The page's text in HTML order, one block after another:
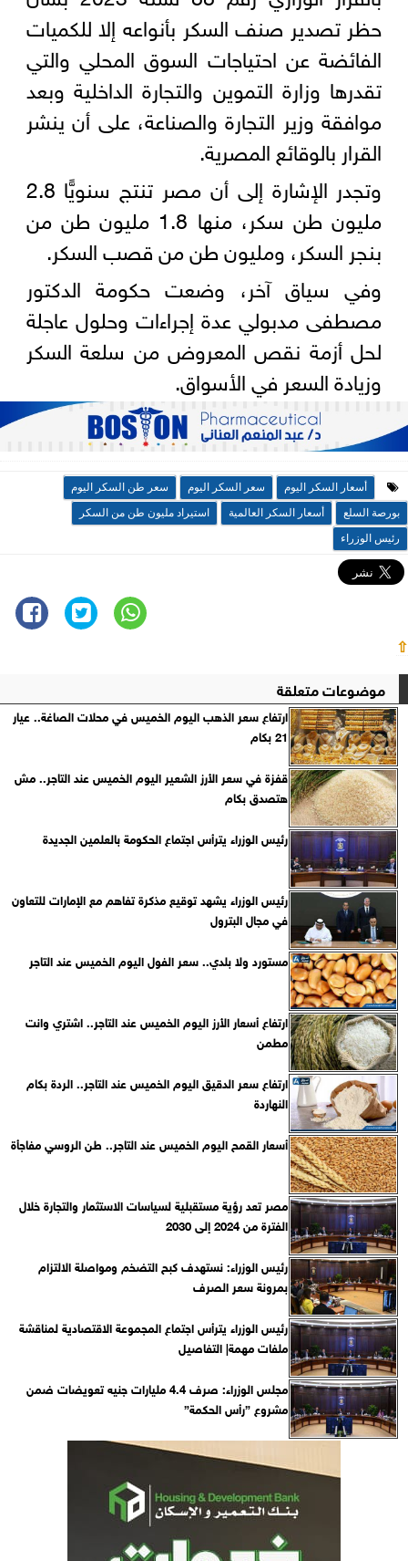
حظر تصدير صنف السكر بأنواعه إلا للكميات
الفائضة عن احتياجات السوق المحلي والتي
تقدرها وزارة التموين والتجارة الداخلية وبعد
موافقة وزير التجارة والصناعة، على أن ينشر
القرار بالوقائع المصرية.
وتجدر الإشارة إلى أن مصر تنتج سنويًّا 2.8
مليون طن سكر، منها 1.8 مليون طن من
بنجر السكر، ومليون طن من قصب السكر.
وفي سياق آخر، وضعت حكومة الدكتور
مصطفى مدبولي عدة إجراءات وحلول عاجلة
لحل أزمة نقص المعروض من سلعة السكر
وزيادة السعر في الأسواق.
أسعار السكر اليوم سعر السكر اليوم
سعر طن السكر اليوم
بورصة السلع
أسعار السكر العالمية
استيراد مليون طن من السكر
رئيس الوزراء
⇧
موضوعات متعلقة
ارتفاع سعر الذهب اليوم الخميس في محلات الصاغة.. عيار
21 بكام
قفزة في سعر الأرز الشعير اليوم الخميس عند التاجر.. مش
هتصدق بكام
رئيس الوزراء يترأس اجتماع الحكومة بالعلمين الجديدة
رئيس الوزراء يشهد توقيع مذكرة تفاهم مع الإمارات للتعاون
في مجال البترول
مستورد ولا بلدي.. سعر الفول اليوم الخميس عند التاجر
ارتفاع أسعار الأرز اليوم الخميس عند التاجر.. اشتري وانت
مطمن
ارتفاع سعر الدقيق اليوم الخميس عند التاجر.. الردة بكام
النهاردة
أسعار القمح اليوم الخميس عند التاجر.. طن الروسي مفاجأة
مصر تعد رؤية مستقبلية لسياسات الاستثمار والتجارة خلال
الفترة من 2024 إلى 2030
رئيس الوزراء: نستهدف كبح التضخم ومواصلة الالتزام
بمرونة سعر الصرف
رئيس الوزراء يترأس اجتماع المجموعة الاقتصادية لمناقشة
ملفات مهمة| التفاصيل
مجلس الوزراء: صرف 4.4 مليارات جنيه تعويضات ضمن
مشروع ”رأس الحكمة”